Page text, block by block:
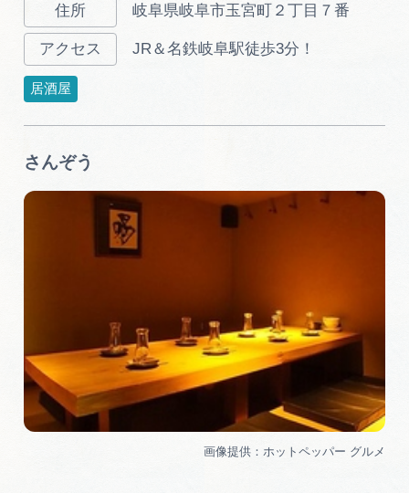
岐阜県岐阜市玉宮町２丁目７番
JR＆名鉄岐阜駅徒歩3分！
居酒屋
さんぞう